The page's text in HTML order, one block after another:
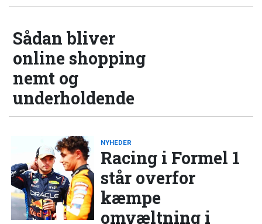
Sådan bliver
online shopping
nemt og
underholdende
NYHEDER
Racing i Formel 1
står overfor
kæmpe
omvæltning i